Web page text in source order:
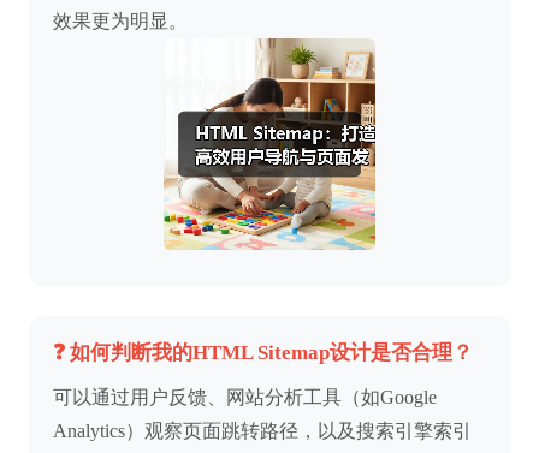
效果更为明显。
❓ 如何判断我的HTML Sitemap设计是否合理？
可以通过用户反馈、网站分析工具（如Google
Analytics）观察页面跳转路径，以及搜索引擎索引